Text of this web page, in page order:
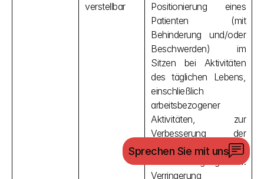
verstellbar
Positionierung eines
Patienten (mit
Behinderung und/oder
Beschwerden) im
Sitzen bei Aktivitäten
des täglichen Lebens,
einschließlich
arbeitsbezogener
Aktivitäten, zur
Verbesserung der
Körperhaltung und/oder
zur Vorbeugung bzw.
Verringerung
Sprechen Sie mit uns